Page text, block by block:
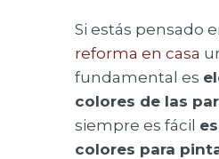
Si estás pensado
reforma en casa
fundamental es
colores de las
siempre es fácil
colores para